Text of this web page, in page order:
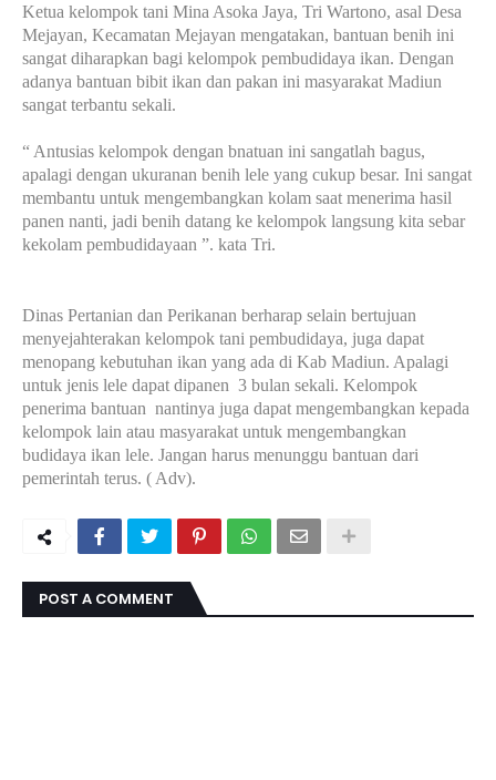
Ketua kelompok tani Mina Asoka Jaya, Tri Wartono, asal Desa
Mejayan, Kecamatan Mejayan mengatakan, bantuan benih ini
sangat diharapkan bagi kelompok pembudidaya ikan. Dengan
adanya bantuan bibit ikan dan pakan ini masyarakat Madiun
sangat terbantu sekali.
“ Antusias kelompok dengan bnatuan ini sangatlah bagus,
apalagi dengan ukuranan benih lele yang cukup besar. Ini sangat
membantu untuk mengembangkan kolam saat menerima hasil
panen nanti, jadi benih datang ke kelompok langsung kita sebar
kekolam pembudidayaan ”. kata Tri.
Dinas Pertanian dan Perikanan berharap selain bertujuan
menyejahterakan kelompok tani pembudidaya, juga dapat
menopang kebutuhan ikan yang ada di Kab Madiun. Apalagi
untuk jenis lele dapat dipanen 3 bulan sekali. Kelompok
penerima bantuan nantinya juga dapat mengembangkan kepada
kelompok lain atau masyarakat untuk mengembangkan
budidaya ikan lele. Jangan harus menunggu bantuan dari
pemerintah terus. ( Adv).
POST A COMMENT